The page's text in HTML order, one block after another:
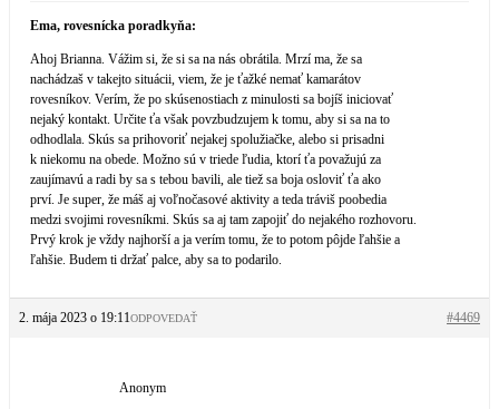
Ema, rovesnícka poradkyňa:
Ahoj Brianna. Vážim si, že si sa na nás obrátila. Mrzí ma, že sa
nachádzaš v takejto situácii, viem, že je ťažké nemať kamarátov
rovesníkov. Verím, že po skúsenostiach z minulosti sa bojíš iniciovať
nejaký kontakt. Určite ťa však povzbudzujem k tomu, aby si sa na to
odhodlala. Skús sa prihovoriť nejakej spolužiačke, alebo si prisadni
k niekomu na obede. Možno sú v triede ľudia, ktorí ťa považujú za
zaujímavú a radi by sa s tebou bavili, ale tiež sa boja osloviť ťa ako
prví. Je super, že máš aj voľnočasové aktivity a teda tráviš poobedia
medzi svojimi rovesníkmi. Skús sa aj tam zapojiť do nejakého rozhovoru.
Prvý krok je vždy najhorší a ja verím tomu, že to potom pôjde ľahšie a
ľahšie. Budem ti držať palce, aby sa to podarilo.
2. mája 2023 o 19:11 #4469
ODPOVEDAŤ
Anonym